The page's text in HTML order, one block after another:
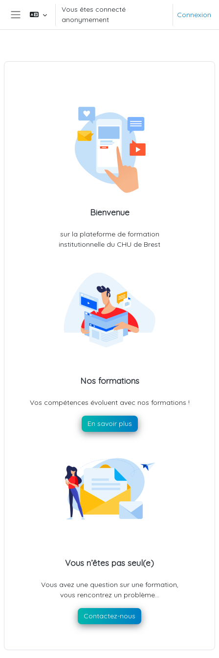
Passer au contenu principal
Panneau latéral
Vous êtes connecté
anonymement
Connexion
Bienvenue
sur la plateforme de formation
institutionnelle du CHU de Brest
Nos formations
Vos compétences évoluent avec nos formations !
En savoir plus
Vous n’êtes pas seul(e)
Vous avez une question sur une formation,
vous rencontrez un problème…
Contactez-nous